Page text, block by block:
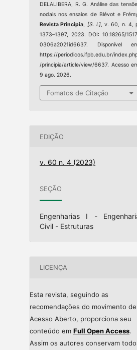
DELALIBERA, R. G. Análise das
nodais nos ensaios de Blévot e
Revista Principia, [S. l.], v. 60, n. 4,
1373–1397, 2023. DOI: 10.18265/
0306a2021id6637. Disponível
https://periodicos.ifpb.edu.br/
/principia/article/view/6637. Acesso
9 ago. 2026.
Fomatos de Citação
EDIÇÃO
v. 60 n. 4 (2023)
SEÇÃO
Engenharias I -
Civil - Estruturas
LICENÇA
Esta revista, seguindo as
recomendações do movimento de
Acesso Aberto, proporciona seu
conteúdo em Full Open Access.
Assim os autores conservam